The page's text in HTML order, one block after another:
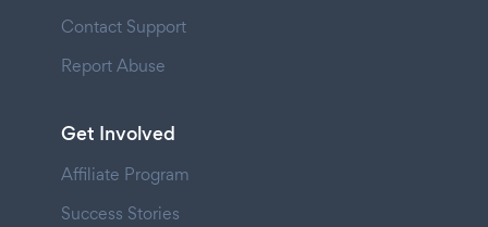
Contact Support
Report Abuse
Get Involved
Affiliate Program
Success Stories